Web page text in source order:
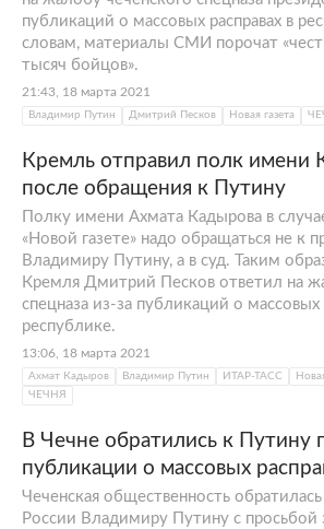
публикаций о массовых расправах в
словам, материалы СМИ порочат
тысяч бойцов».
21:43, 18 марта 2021
Владимир Путин Дмитрий Песков Новая газета
Кремль отправил полк имени
после обращения к Путину
Полку имени Ахмата Кадырова в
«Новой газете» надо обращаться не к
Владимиру Путину, а в суд. Таким
Кремля Дмитрий Песков ответил на
спецназа из-за публикаций о массовых
республике.
13:06, 18 марта 2021
Ахмат Кадыров Владимир Путин ИТАР-ТАСС
ЧЕЧНЯ
В Чечне обратились к Путину
публикации о массовых
Чеченская общественность
России Владимиру Путину с просьбой